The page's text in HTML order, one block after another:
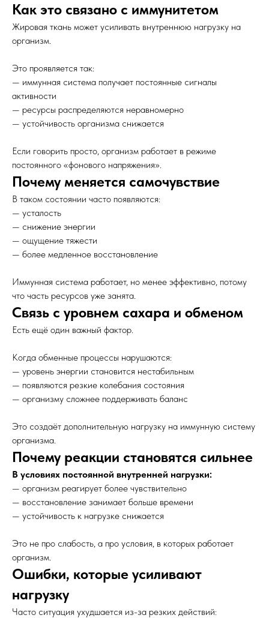
Как это связано с иммунитетом
Жировая ткань может усиливать внутреннюю нагрузку на
организм.
Это проявляется так:
— иммунная система получает постоянные сигналы
активности
— ресурсы распределяются неравномерно
— устойчивость организма снижается
Если говорить просто, организм работает в режиме
постоянного «фонового напряжения».
Почему меняется самочувствие
В таком состоянии часто появляются:
— усталость
— снижение энергии
— ощущение тяжести
— более медленное восстановление
Иммунная система работает, но менее эффективно, потому
что часть ресурсов уже занята.
Связь с уровнем сахара и обменом
Есть ещё один важный фактор.
Когда обменные процессы нарушаются:
— уровень энергии становится нестабильным
— появляются резкие колебания состояния
— организму сложнее поддерживать баланс
Это создаёт дополнительную нагрузку на иммунную систему
организма.
Почему реакции становятся сильнее
В условиях постоянной внутренней нагрузки:
— организм реагирует более чувствительно
— восстановление занимает больше времени
— устойчивость к нагрузке снижается
Это не про слабость, а про условия, в которых работает
организм.
Ошибки, которые усиливают
нагрузку
Часто ситуация ухудшается из-за резких действий: